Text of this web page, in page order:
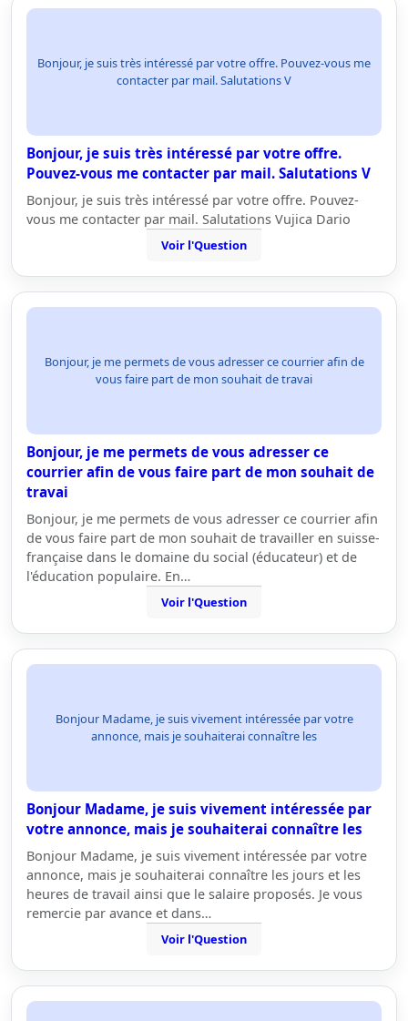
Bonjour, je suis très intéressé par votre offre. Pouvez-vous me
contacter par mail. Salutations V
Bonjour, je suis très intéressé par votre offre.
Pouvez-vous me contacter par mail. Salutations V
Bonjour, je suis très intéressé par votre offre. Pouvez-
vous me contacter par mail. Salutations Vujica Dario
Voir l'Question
Bonjour, je me permets de vous adresser ce courrier afin de
vous faire part de mon souhait de travai
Bonjour, je me permets de vous adresser ce
courrier afin de vous faire part de mon souhait de
travai
Bonjour, je me permets de vous adresser ce courrier afin
de vous faire part de mon souhait de travailler en suisse-
française dans le domaine du social (éducateur) et de
l'éducation populaire. En…
Voir l'Question
Bonjour Madame, je suis vivement intéressée par votre
annonce, mais je souhaiterai connaître les
Bonjour Madame, je suis vivement intéressée par
votre annonce, mais je souhaiterai connaître les
Bonjour Madame, je suis vivement intéressée par votre
annonce, mais je souhaiterai connaître les jours et les
heures de travail ainsi que le salaire proposés. Je vous
remercie par avance et dans…
Voir l'Question